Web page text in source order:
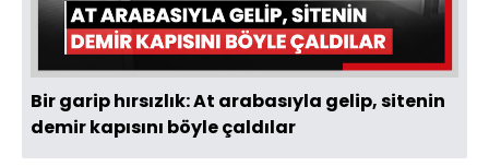
Oynat
Bir garip hırsızlık: At arabasıyla gelip, sitenin
demir kapısını böyle çaldılar